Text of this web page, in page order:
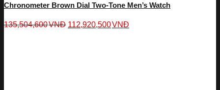
Chronometer Brown Dial Two-Tone Men’s Watch
135,504,600VNĐ 112,920,500VNĐ